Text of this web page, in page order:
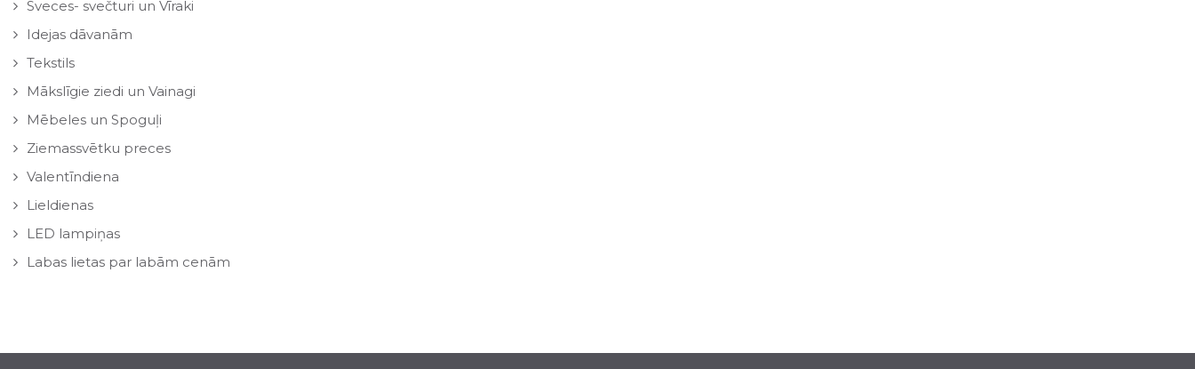
Sveces- svečturi un Vīraki
Idejas dāvanām
Tekstils
Mākslīgie ziedi un Vainagi
Mēbeles un Spoguļi
Ziemassvētku preces
Valentīndiena
Lieldienas
LED lampiņas
Labas lietas par labām cenām